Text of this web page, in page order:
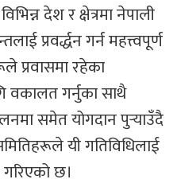
देश र क्षेत्रमा नेपाली
प्रवर्द्धन गर्न महत्त्वपूर्ण
प्रवासमा रहेका
वकालत गर्नुका साथै
समेत योगदान पुर्‍याउँदै
यी गतिविधिलाई
छ।